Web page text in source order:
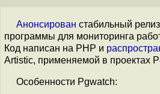
Анонсирован стабильный релиз
программы для мониторинга
Код написан на PHP и
Artistic, применяемой в проектах
Особенности Pgwatch: